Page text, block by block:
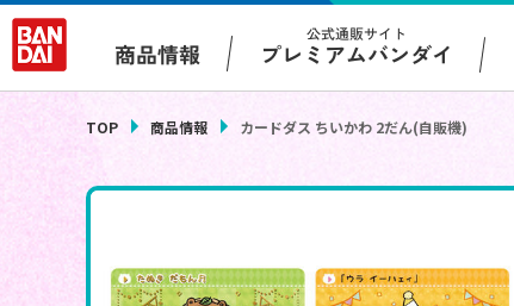
商品情報
公式通販サイト
プレミアムバンダイ
TOP 商品情報 カードダス ちいかわ 2だん(自販機)